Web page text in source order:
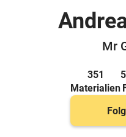
Mr
351
Materialien